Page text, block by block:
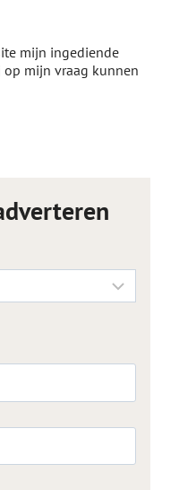
mijn ingediende
mijn vraag kunnen